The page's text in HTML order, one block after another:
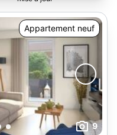
Appartement neuf
9